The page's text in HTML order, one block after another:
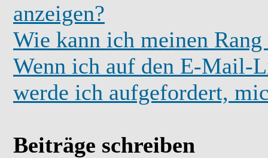
anzeigen?
Wie kann ich meinen Rang
Wenn ich auf den E-Mail-
werde ich aufgefordert,
Beiträge schreiben